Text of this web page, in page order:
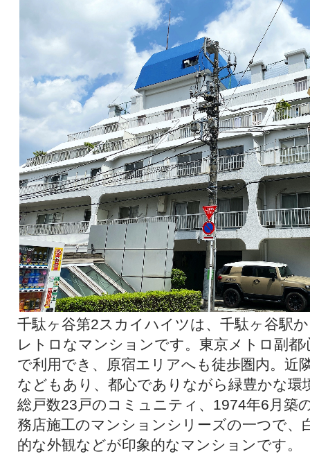
千駄ヶ谷第2スカイハイツは、千駄ヶ谷駅
レトロなマンションです。東京メトロ副都
で利用でき、原宿エリアへも徒歩圏内。近
などもあり、都心でありながら緑豊かな環
総戸数23戸のコミュニティ、1974年6月築
務店施工のマンションシリーズの一つで、
的な外観などが印象的なマンションです。